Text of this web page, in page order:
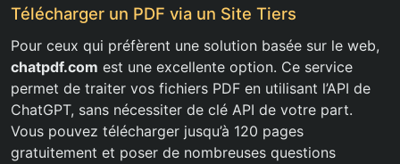
Télécharger un PDF via un Site Tiers
Pour ceux qui préfèrent une solution basée sur le web,
chatpdf.com est une excellente option. Ce service
permet de traiter vos fichiers PDF en utilisant l’API de
ChatGPT, sans nécessiter de clé API de votre part.
Vous pouvez télécharger jusqu’à 120 pages
gratuitement et poser de nombreuses questions